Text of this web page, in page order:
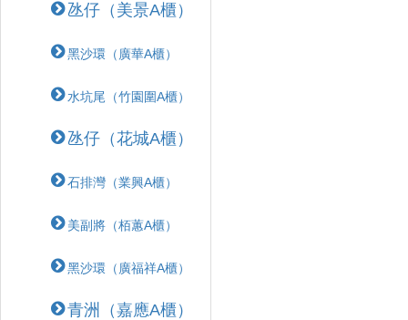
氹仔（美景A櫃）
黑沙環（廣華A櫃）
水坑尾（竹園圍A櫃）
氹仔（花城A櫃）
石排灣（業興A櫃）
美副將（栢蕙A櫃）
黑沙環（廣福祥A櫃）
青洲（嘉應A櫃）